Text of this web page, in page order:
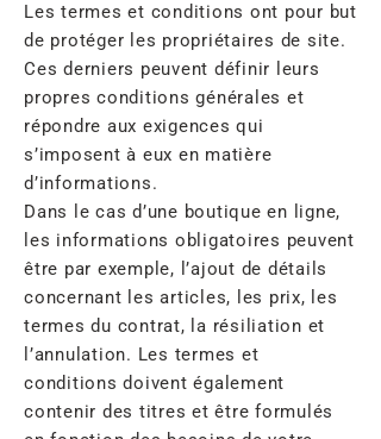
Les termes et conditions ont pour but
de protéger les propriétaires de site.
Ces derniers peuvent définir leurs
propres conditions générales et
répondre aux exigences qui
s’imposent à eux en matière
d’informations.
Dans le cas d’une boutique en ligne,
les informations obligatoires peuvent
être par exemple, l’ajout de détails
concernant les articles, les prix, les
termes du contrat, la résiliation et
l’annulation. Les termes et
conditions doivent également
contenir des titres et être formulés